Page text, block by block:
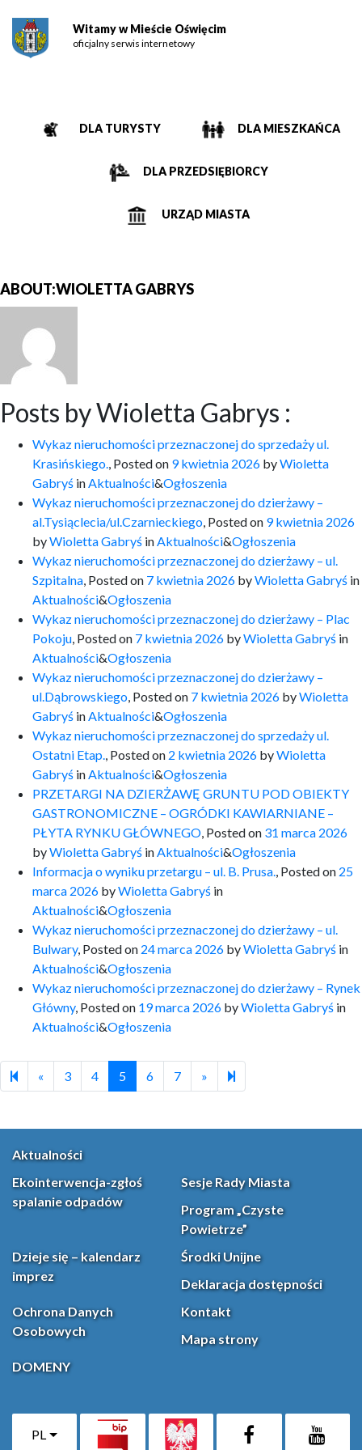
Witamy w Mieście Oświęcim
oficjalny serwis internetowy
DLA TURYSTY DLA MIESZKAŃCA
DLA PRZEDSIĘBIORCY
URZĄD MIASTA
ABOUT:WIOLETTA GABRYS
Posts by Wioletta Gabrys :
Wykaz nieruchomości przeznaczonej do sprzedaży ul.
Krasińskiego., Posted on 9 kwietnia 2026 byWioletta
Gabryś inAktualności&Ogłoszenia
Wykaz nieruchomości przeznaczonej do dzierżawy –
al.Tysiąclecia/ul.Czarnieckiego, Posted on 9 kwietnia 2026
byWioletta Gabryś inAktualności&Ogłoszenia
Wykaz nieruchomości przeznaczonej do dzierżawy – ul.
Szpitalna, Posted on 7 kwietnia 2026 byWioletta Gabryś in
Aktualności&Ogłoszenia
Wykaz nieruchomości przeznaczonej do dzierżawy – Plac
Pokoju, Posted on 7 kwietnia 2026 byWioletta Gabryś in
Aktualności&Ogłoszenia
Wykaz nieruchomości przeznaczonej do dzierżawy –
ul.Dąbrowskiego, Posted on 7 kwietnia 2026 byWioletta
Gabryś inAktualności&Ogłoszenia
Wykaz nieruchomości przeznaczonej do sprzedaży ul.
Ostatni Etap., Posted on 2 kwietnia 2026 byWioletta
Gabryś inAktualności&Ogłoszenia
PRZETARGI NA DZIERŻAWĘ GRUNTU POD OBIEKTY
GASTRONOMICZNE – OGRÓDKI KAWIARNIANE –
PŁYTA RYNKU GŁÓWNEGO, Posted on 31 marca 2026
byWioletta Gabryś inAktualności&Ogłoszenia
Informacja o wyniku przetargu – ul. B. Prusa., Posted on 25
marca 2026 byWioletta Gabryś in
Aktualności&Ogłoszenia
Wykaz nieruchomości przeznaczonej do dzierżawy – ul.
Bulwary, Posted on 24 marca 2026 byWioletta Gabryś in
Aktualności&Ogłoszenia
Wykaz nieruchomości przeznaczonej do dzierżawy – Rynek
Główny, Posted on 19 marca 2026 byWioletta Gabryś in
Aktualności&Ogłoszenia
« Previous page
3 4 5 6 7 » Next page
79
Aktualności
Ekointerwencja-zgłoś
spalanie odpadów
Sesje Rady Miasta
Program „Czyste
Powietrze”
Dzieje się – kalendarz
imprez
Środki Unijne
Deklaracja dostępności
Ochrona Danych
Osobowych
Kontakt
Mapa strony
DOMENY
PL
(otwiera się w nowej karcie)